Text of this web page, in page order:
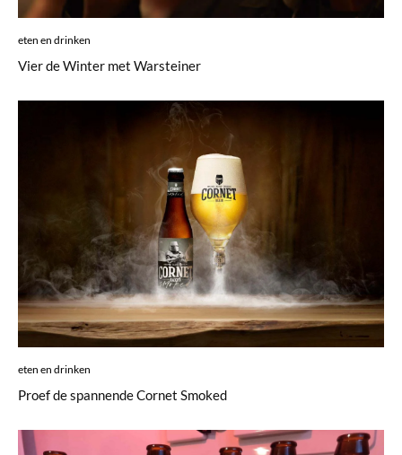
eten en drinken
Vier de Winter met Warsteiner
eten en drinken
Proef de spannende Cornet Smoked